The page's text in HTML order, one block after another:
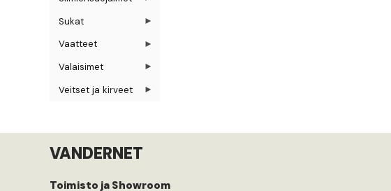
Sukat
Vaatteet
Valaisimet
Veitset ja kirveet
VANDERNET
Toimisto ja Showroom